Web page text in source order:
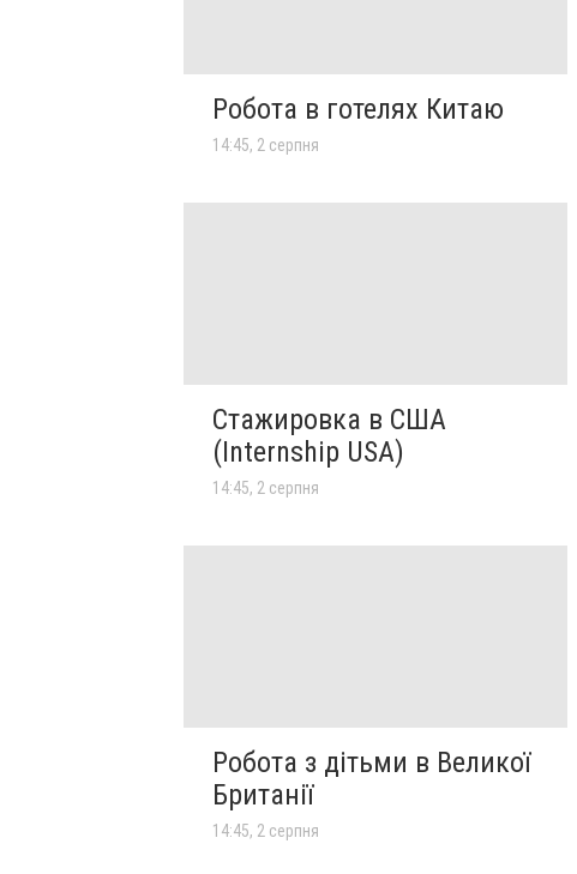
Робота в готелях Китаю
14:45, 2 серпня
Стажировка в США
(Internship USA)
14:45, 2 серпня
Робота з дітьми в Великої
Британії
14:45, 2 серпня